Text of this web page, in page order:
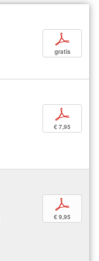
p
gratis
p
€ 7,95
p
€ 9,95